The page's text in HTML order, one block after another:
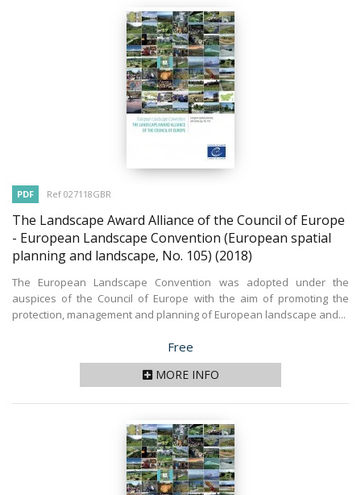
PDF Ref 027118GBR
The Landscape Award Alliance of the Council of Europe
- European Landscape Convention (European spatial
planning and landscape, No. 105) (2018)
The European Landscape Convention was adopted under the
auspices of the Council of Europe with the aim of promoting the
protection, management and planning of European landscape and...
Price
Free
MORE INFO